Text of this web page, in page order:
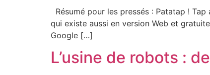
Résumé pour les pressés : Patatap !
qui existe aussi en version Web et
Google […]
L’usine de robots :